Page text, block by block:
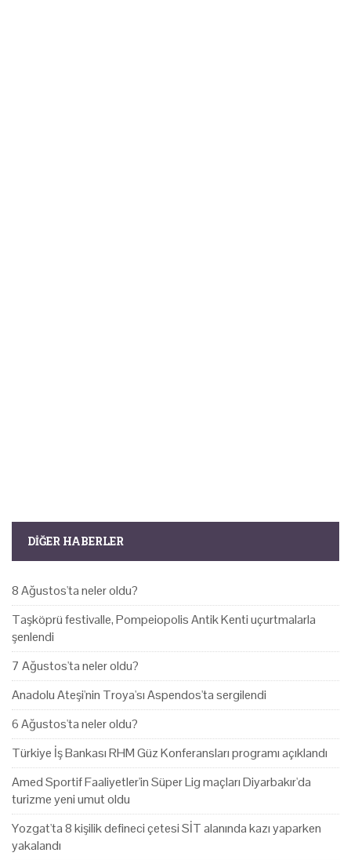
DIĞER HABERLER
8 Ağustos'ta neler oldu?
Taşköprü festivalle, Pompeiopolis Antik Kenti uçurtmalarla
şenlendi
7 Ağustos'ta neler oldu?
Anadolu Ateşi'nin Troya'sı Aspendos'ta sergilendi
6 Ağustos'ta neler oldu?
Türkiye İş Bankası RHM Güz Konferansları programı açıklandı
Amed Sportif Faaliyetler'in Süper Lig maçları Diyarbakır'da
turizme yeni umut oldu
Yozgat'ta 8 kişilik defineci çetesi SİT alanında kazı yaparken
yakalandı